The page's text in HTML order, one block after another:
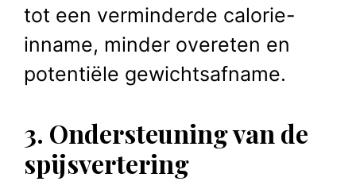
tot een verminderde calorie-
inname, minder overeten en
potentiële gewichtsafname.
3. Ondersteuning van de
spijsvertering